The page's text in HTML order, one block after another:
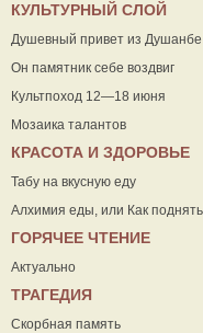
КУЛЬТУРНЫЙ СЛОЙ
Душевный привет из Душанбе
Он памятник себе воздвиг
Культпоход 12—18 июня
Мозаика талантов
КРАСОТА И ЗДОРОВЬЕ
Табу на вкусную еду
Алхимия еды, или Как
ГОРЯЧЕЕ ЧТЕНИЕ
Актуально
ТРАГЕДИЯ
Скорбная память